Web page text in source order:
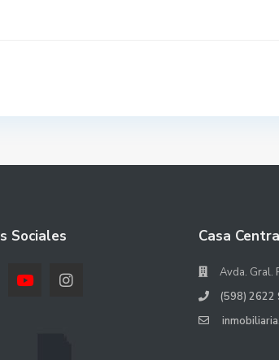
Sociales Casa
Avda. Gral.
(598) 2622